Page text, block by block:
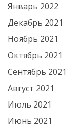
Январь 2022
Декабрь 2021
Ноябрь 2021
Октябрь 2021
Сентябрь 2021
Август 2021
Июль 2021
Июнь 2021